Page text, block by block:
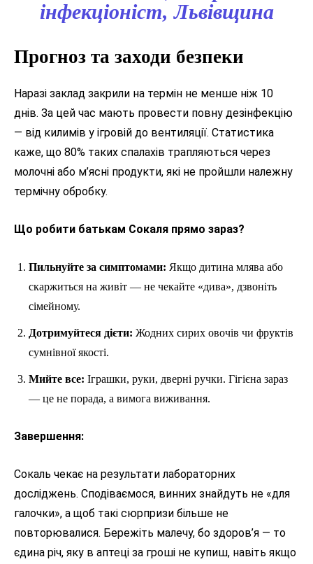
інфекціоніст, Львівщина
Прогноз та заходи безпеки
Наразі заклад закрили на термін не менше ніж 10
днів. За цей час мають провести повну дезінфекцію
— від килимів у ігровій до вентиляції. Статистика
каже, що 80% таких спалахів трапляються через
молочні або м’ясні продукти, які не пройшли належну
термічну обробку.
Що робити батькам Сокаля прямо зараз?
Пильнуйте за симптомами: Якщо дитина млява або
скаржиться на живіт — не чекайте «дива», дзвоніть
сімейному.
Дотримуйтеся дієти: Жодних сирих овочів чи фруктів
сумнівної якості.
Мийте все: Іграшки, руки, дверні ручки. Гігієна зараз
— це не порада, а вимога виживання.
Завершення:
Сокаль чекає на результати лабораторних
досліджень. Сподіваємося, винних знайдуть не «для
галочки», а щоб такі сюрпризи більше не
повторювалися. Бережіть малечу, бо здоров’я — то
єдина річ, яку в аптеці за гроші не купиш, навіть якщо